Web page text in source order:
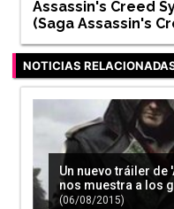
Assassin's Creed
(Saga Assassin's
NOTICIAS
Un nuevo tráiler de
nos muestra a los
(06/08/2015)